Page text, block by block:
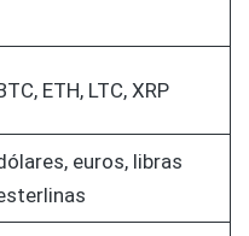
ETH, LTC, XRP
euros, libras